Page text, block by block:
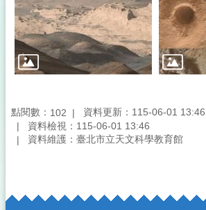
點閱數： 102
資料更新：115-06-01 13:46
資料檢視：115-06-01 13:46
資料維護：臺北市立天文科學教育館
:::